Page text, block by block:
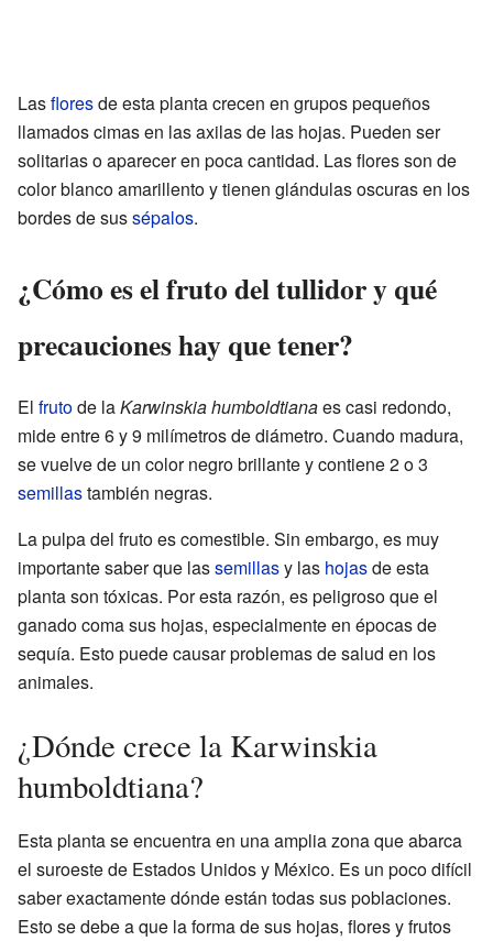
Lasfloresde esta planta crecen en grupos pequeños
llamados cimas en las axilas de las hojas. Pueden ser
solitarias o aparecer en poca cantidad. Las flores son de
color blanco amarillento y tienen glándulas oscuras en los
bordes de sussépalos.
¿Cómo es el fruto del tullidor y qué
precauciones hay que tener?
El frutode laKarwinskia humboldtianaes casi redondo,
mide entre 6 y 9 milímetros de diámetro. Cuando madura,
se vuelve de un color negro brillante y contiene 2 o 3
semillastambién negras.
La pulpa del fruto es comestible. Sin embargo, es muy
importante saber que lassemillasy las hojasde esta
planta son tóxicas. Por esta razón, es peligroso que el
ganado coma sus hojas, especialmente en épocas de
sequía. Esto puede causar problemas de salud en los
animales.
¿Dónde crece la Karwinskia
humboldtiana?
Esta planta se encuentra en una amplia zona que abarca
el suroeste de Estados Unidos y México. Es un poco difícil
saber exactamente dónde están todas sus poblaciones.
Esto se debe a que la forma de sus hojas, flores y frutos